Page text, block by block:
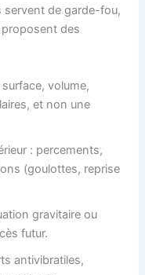
servent de garde-fou,
des
surface, volume,
et non une
: percements,
(goulottes, reprise
gravitaire ou
futur.
antivibratiles,